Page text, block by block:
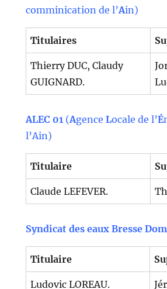
comminication de l’Ain)
Titulaires
Thierry DUC, Claudy
GUIGNARD.
ALEC 01 (Agence Locale de l’É
l’Ain)
Titulaire
Claude LEFEVER.
Syndicat des eaux Bresse
Titulaire
Ludovic LOREAU.